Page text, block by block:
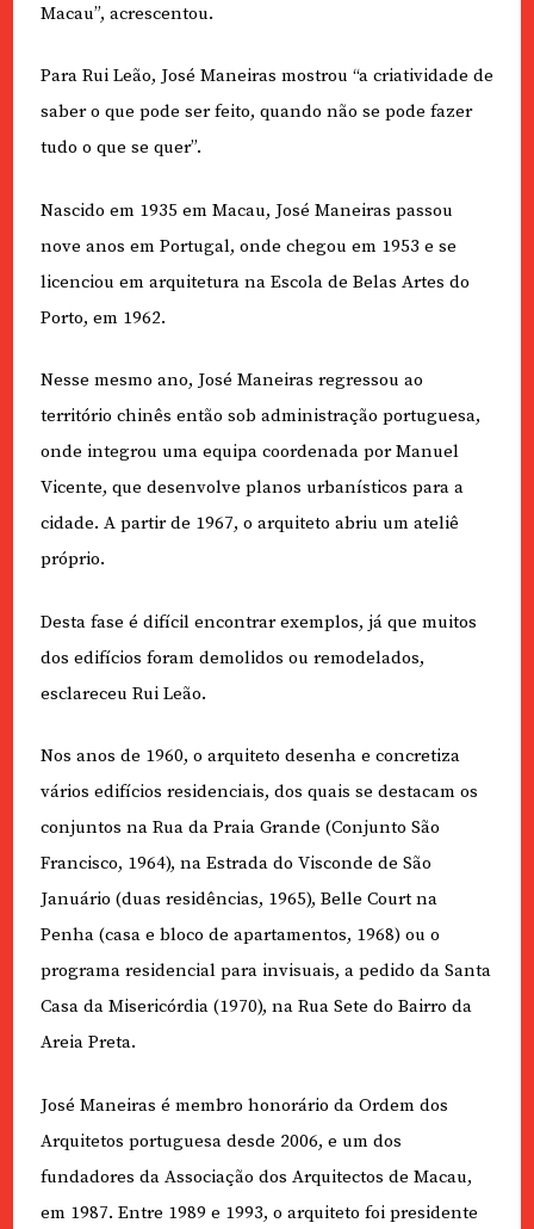
Macau”, acrescentou.
Para Rui Leão, José Maneiras mostrou “a criatividade de
saber o que pode ser feito, quando não se pode fazer
tudo o que se quer”.
Nascido em 1935 em Macau, José Maneiras passou
nove anos em Portugal, onde chegou em 1953 e se
licenciou em arquitetura na Escola de Belas Artes do
Porto, em 1962.
Nesse mesmo ano, José Maneiras regressou ao
território chinês então sob administração portuguesa,
onde integrou uma equipa coordenada por Manuel
Vicente, que desenvolve planos urbanísticos para a
cidade. A partir de 1967, o arquiteto abriu um ateliê
próprio.
Desta fase é difícil encontrar exemplos, já que muitos
dos edifícios foram demolidos ou remodelados,
esclareceu Rui Leão.
Nos anos de 1960, o arquiteto desenha e concretiza
vários edifícios residenciais, dos quais se destacam os
conjuntos na Rua da Praia Grande (Conjunto São
Francisco, 1964), na Estrada do Visconde de São
Januário (duas residências, 1965), Belle Court na
Penha (casa e bloco de apartamentos, 1968) ou o
programa residencial para invisuais, a pedido da Santa
Casa da Misericórdia (1970), na Rua Sete do Bairro da
Areia Preta.
José Maneiras é membro honorário da Ordem dos
Arquitetos portuguesa desde 2006, e um dos
fundadores da Associação dos Arquitectos de Macau,
em 1987. Entre 1989 e 1993, o arquiteto foi presidente